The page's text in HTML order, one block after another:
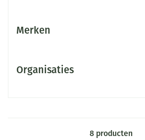
Merken
Organisaties
8producten